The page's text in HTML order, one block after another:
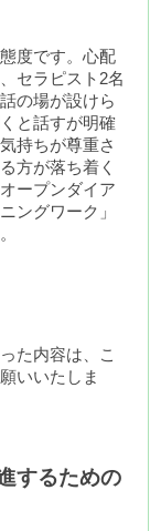
度です。心配
セラピスト2名
の場が設けら
と話すが明確
持ちが尊重さ
方が落ち着く
ープンダイア
ングワーク」
た内容は、こ
いいたしま
するための